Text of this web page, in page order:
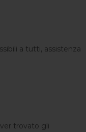
a tutti, assistenza
trovato gli